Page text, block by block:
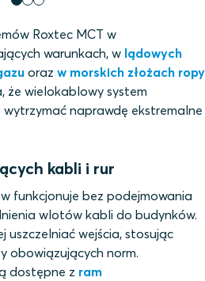
Roxtec MCT w
warunkach, w lądowych
oraz w morskich złożach ropy
że wielokablowy system
naprawdę ekstremalne
kabli i rur
funkcjonuje bez podejmowania
wlotów kabli do budynków.
uszczelniać wejścia, stosując
obowiązujących norm.
dostępne z ram